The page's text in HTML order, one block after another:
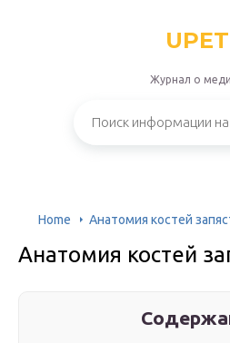
Журнал о
Home Анатомия костей
Анатомия костей